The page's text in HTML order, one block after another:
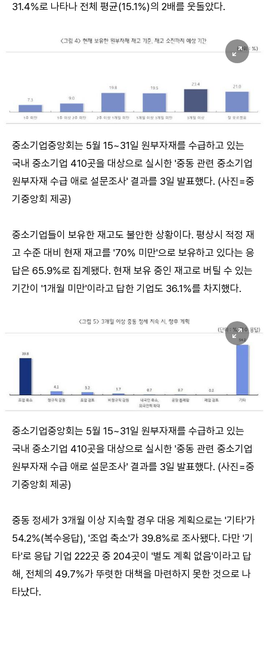
31.4%로 나타나 전체 평균(15.1%)의 2배를 웃돌았다.
중소기업중앙회는 5월 15~31일 원부자재를 수급하고 있는
국내 중소기업 410곳을 대상으로 실시한 '중동 관련 중소기업
원부자재 수급 애로 설문조사' 결과를 3일 발표했다. (사진=중
기중앙회 제공)
중소기업들이 보유한 재고도 불안한 상황이다. 평상시 적정 재
고 수준 대비 현재 재고를 '70% 미만'으로 보유하고 있다는 응
답은 65.9%로 집계됐다. 현재 보유 중인 재고로 버틸 수 있는
기간이 '1개월 미만'이라고 답한 기업도 36.1%를 차지했다.
중소기업중앙회는 5월 15~31일 원부자재를 수급하고 있는
국내 중소기업 410곳을 대상으로 실시한 '중동 관련 중소기업
원부자재 수급 애로 설문조사' 결과를 3일 발표했다. (사진=중
기중앙회 제공)
중동 정세가 3개월 이상 지속할 경우 대응 계획으로는 '기타'가
54.2%(복수응답), '조업 축소'가 39.8%로 조사됐다. 다만 '기
타'로 응답 기업 222곳 중 204곳이 '별도 계획 없음'이라고 답
해, 전체의 49.7%가 뚜렷한 대책을 마련하지 못한 것으로 나
타났다.